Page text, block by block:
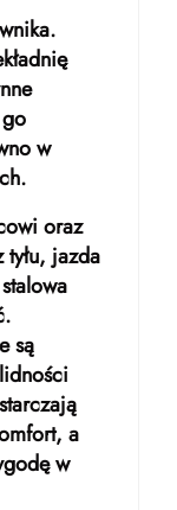
w
oraz
jazda
są
a
w